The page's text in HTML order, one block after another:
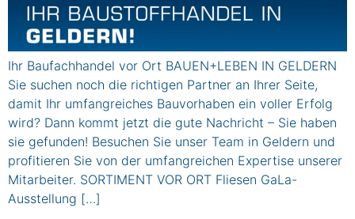
Ihr Baufachhandel vor Ort BAUEN+LEBEN IN GELDERN
Sie suchen noch die richtigen Partner an Ihrer Seite,
damit Ihr umfangreiches Bauvorhaben ein voller Erfolg
wird? Dann kommt jetzt die gute Nachricht – Sie haben
sie gefunden! Besuchen Sie unser Team in Geldern und
profitieren Sie von der umfangreichen Expertise unserer
Mitarbeiter. SORTIMENT VOR ORT Fliesen GaLa-
Ausstellung […]